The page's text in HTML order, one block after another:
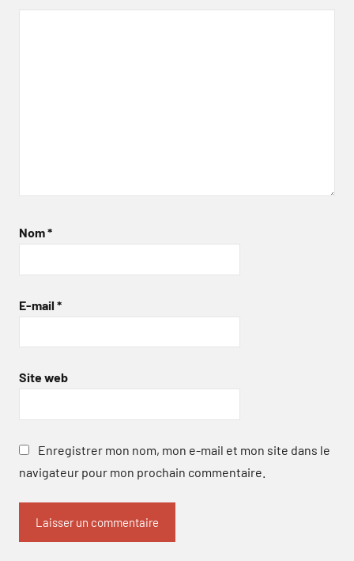
Nom*
E-mail *
Site web
Enregistrer mon nom, mon e-mail et mon site dans le
navigateur pour mon prochain commentaire.